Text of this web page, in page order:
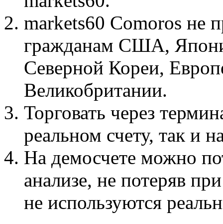
markets60 Comoros не
гражданам США,
Северной Кореи,
Великобритании.
Торговать через
реальном счету, так и
На демосчете можно
анализе, не потеряв
не используются